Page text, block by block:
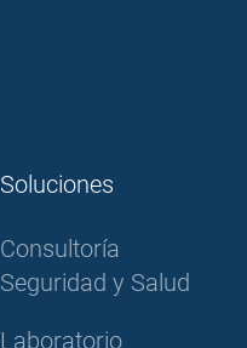
Soluciones
Consultoría
Seguridad y Salud
Laboratorio